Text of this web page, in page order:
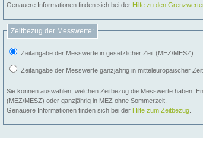
Genauere Informationen finden sich bei der Hilfe zu den
Zeitbezug der Messwerte:
Zeitangabe der Messwerte in gesetzlicher Zeit (MEZ/MESZ)
Zeitangabe der Messwerte ganzjährig in mitteleuropäischer
Sie können auswählen, welchen Zeitbezug die Messwerte haben.
(MEZ/MESZ) oder ganzjährig in MEZ ohne Sommerzeit.
Genauere Informationen finden sich bei der Hilfe zum Zeitbezug